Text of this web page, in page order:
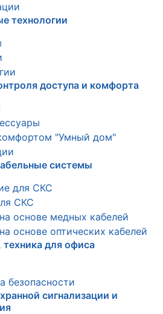
технологии
доступа и комфорта
"Умный дом"
системы
для СКС
СКС
основе медных кабелей
основе оптических кабелей
для офиса
безопасности
сигнализации и